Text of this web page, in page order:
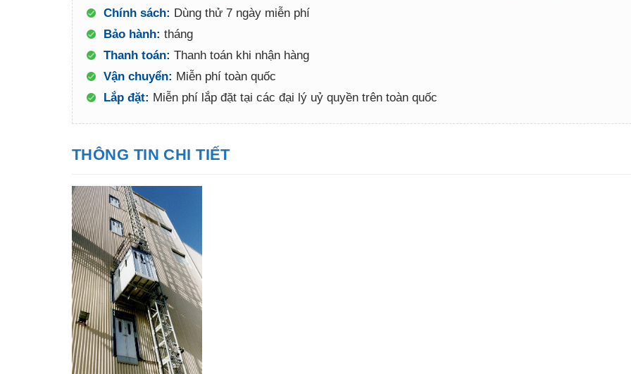
Chính sách: Dùng thử 7 ngày miễn phí
Bảo hành: tháng
Thanh toán: Thanh toán khi nhận hàng
Vận chuyển: Miễn phí toàn quốc
Lắp đặt: Miễn phí lắp đặt tại các đại lý uỷ quyền trên toàn quốc
THÔNG TIN CHI TIẾT